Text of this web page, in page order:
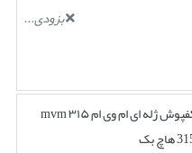
بزودی...
کفپوش ژله ای ام وی ام ۳۱۵ mvm
بک